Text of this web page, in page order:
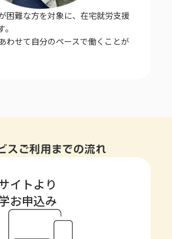
困難な方を対象に、在宅就労支援
わせて自分のペースで働くことが
スご利用までの流れ
イトより
お申込み